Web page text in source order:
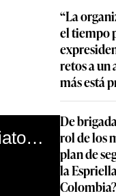
Callao: capturan integrantes de banda dedicada al sicariato y extorsión
“La
el tiempo
retos a un
más está
De
rol de los
plan de
la
Colombia?